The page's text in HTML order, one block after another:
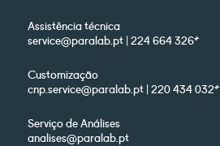
Assistência técnica
service@paralab.pt | 224 664 326*
Customização
cnp.service@paralab.pt | 220 434 032*
Serviço de Análises
analises@paralab.pt